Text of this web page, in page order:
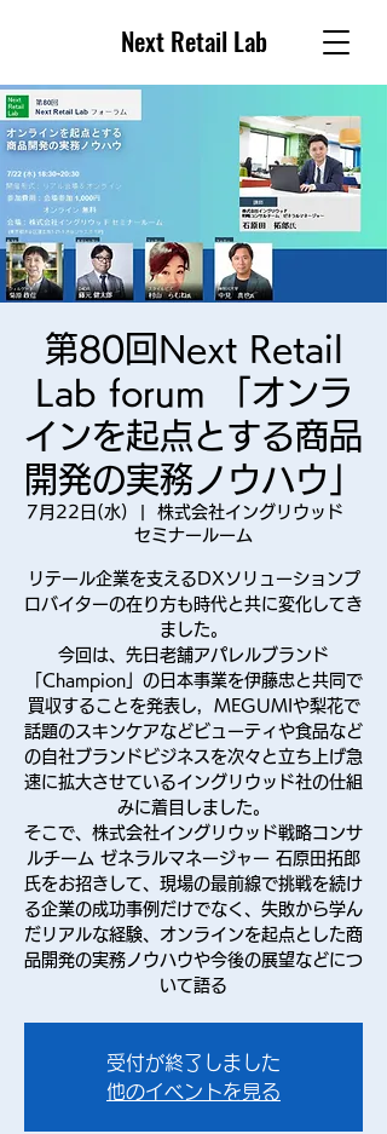
Next Retail Lab
第80回Next Retail
Lab forum 「オンラ
インを起点とする商品
開発の実務ノウハウ」
7月22日(水)
株式会社イングリウッド
セミナールーム
リテール企業を支えるDXソリューションプ
ロバイターの在り方も時代と共に変化してき
ました。
今回は、先日老舗アパレルブランド
「Champion」の日本事業を伊藤忠と共同で
買収することを発表し，MEGUMIや梨花で
話題のスキンケアなどビューティや食品など
の自社ブランドビジネスを次々と立ち上げ急
速に拡大させているイングリウッド社の仕組
みに着目しました。
そこで、株式会社イングリウッド戦略コンサ
ルチーム ゼネラルマネージャー 石原田拓郎
氏をお招きして、現場の最前線で挑戦を続け
る企業の成功事例だけでなく、失敗から学ん
だリアルな経験、オンラインを起点とした商
品開発の実務ノウハウや今後の展望などにつ
いて語る
受付が終了しました
他のイベントを見る